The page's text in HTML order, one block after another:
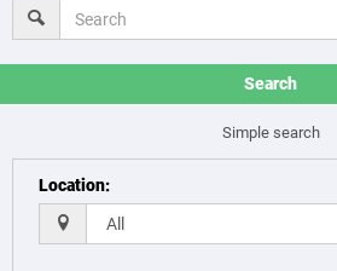
Search
Simple search
Location: